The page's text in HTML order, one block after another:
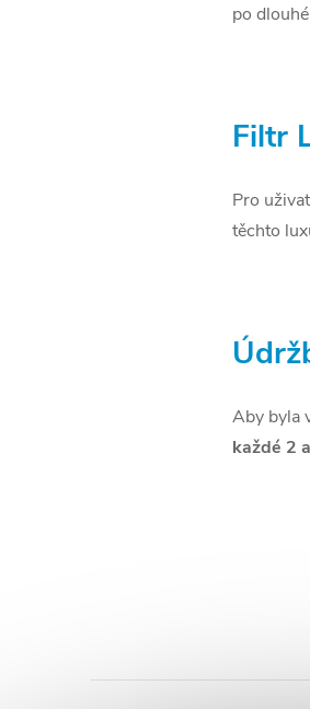
po
Filtr
Pro
těchto
Aby byla
každé 2